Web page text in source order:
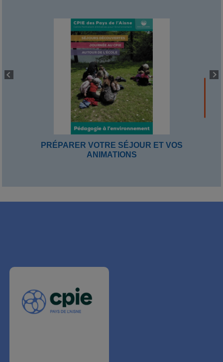
PRÉPARER VOTRE SÉJOUR ET VOS
ANIMATIONS